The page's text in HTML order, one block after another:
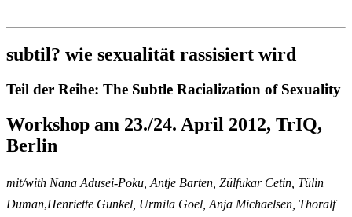
queer-institut
Institut für queer theory
subtil? wie sexualität rassisiert wird
Teil der Reihe: The Subtle Racialization of Sexuality
Workshop am 23./24. April 2012, TrIQ,
Berlin
mit/with Nana Adusei-Poku, Antje Barten, Zülfukar Cetin, Tülin
Duman,Henriette Gunkel, Urmila Goel, Anja Michaelsen, Thoralf